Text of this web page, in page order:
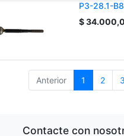
P3-28.1-
$
Anterior 1 2 3
Contacte con